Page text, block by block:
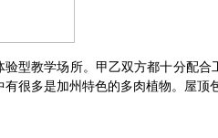
型教学场所。甲乙双方都十分配
有很多是加州特色的多肉植物。屋顶